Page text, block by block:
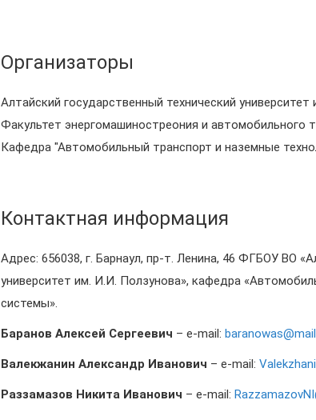
Организаторы
Алтайский государственный технический
Факультет энергомашиностреония и автомобильного
Кафедра "Автомобильный транспорт и наземные
Контактная информация
Адрес: 656038, г. Барнаул, пр-т. Ленина, 46 ФГБОУ ВО
университет им. И.И. Ползунова», кафедра
системы».
Баранов Алексей Сергеевич – e-mail:
Валекжанин Александр Иванович – e-mail:
Раззамазов Никита Иванович – e-mail: